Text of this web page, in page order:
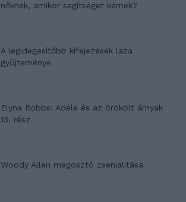
nőknek, amikor segítséget kérnek?
A legidegesítőbb kifejezések laza
gyűjteménye
Elyna Robbs: Adéle és az örökölt árnyak
13. rész
Woody Allen megosztó zsenialitása